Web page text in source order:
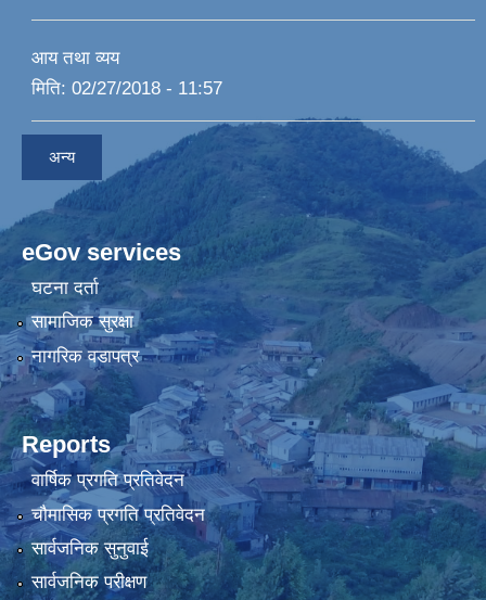
आय तथा व्यय
मिति: 02/27/2018 - 11:57
अन्य
eGov services
घटना दर्ता
सामाजिक सुरक्षा
नागरिक वडापत्र
Reports
वार्षिक प्रगति प्रतिवेदन
चौमासिक प्रगति प्रतिवेदन
सार्वजनिक सुनुवाई
सार्वजनिक परीक्षण